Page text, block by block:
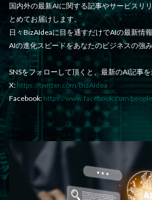
国内外の最新AIに関する記事やサービスリ
とめてお届けします。
日々BizAIdeaに目を通すだけでAIの最新情
AIの進化スピードをあなたのビジネスの強み
SNSをフォローして頂くと、最新のAI記事
X: https://twitter.com/BizAIdea
Facebook: https://www.facebook.com/